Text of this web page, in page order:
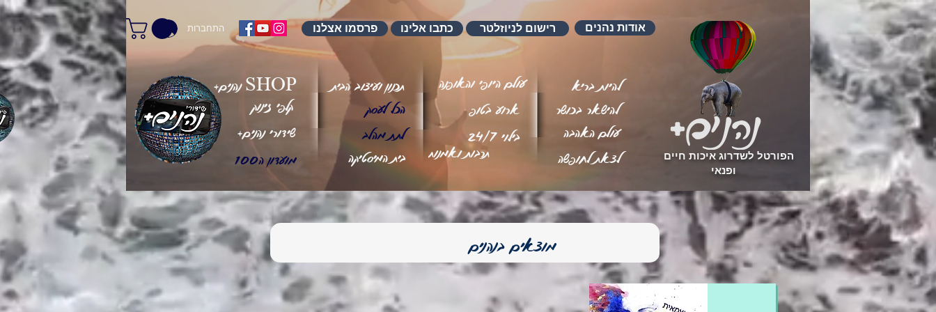
התחברות
+שידורי נהנים
מועדון ה100
+נהנים SHOP
קלפי זינוק
בית המיסטיקה
תכנון ועיצוב הבית
לתת מהלב
עולם היופי והאופנה
בילוי 24/7
ארוע בטופ
תרבות ואמנות
עולם האהבה
לצאת לחופשה
להיות בריא
להישאר בכושר
הכל לעסק
פרסמו אצלנו כתבו אלינו רישום לניוזלטר אודות נהנים